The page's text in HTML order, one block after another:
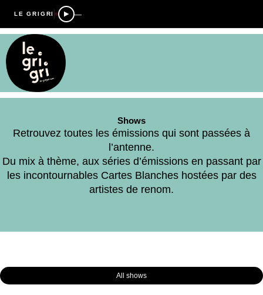
LE GRIGRI —
Shows
Retrouvez toutes les émissions qui sont passées à
l’antenne.
Du mix à thème, aux séries d’émissions en passant par
les incontournables Cartes Blanches hostées par des
artistes de renom.
All shows